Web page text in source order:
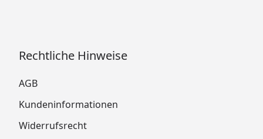
Rechtliche Hinweise
AGB
Kundeninformationen
Widerrufsrecht